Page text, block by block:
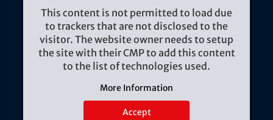
This content is not permitted to load due
to trackers that are not disclosed to the
visitor. The website owner needs to setup
the site with their CMP to add this content
to the list of technologies used.
More Information
Accept